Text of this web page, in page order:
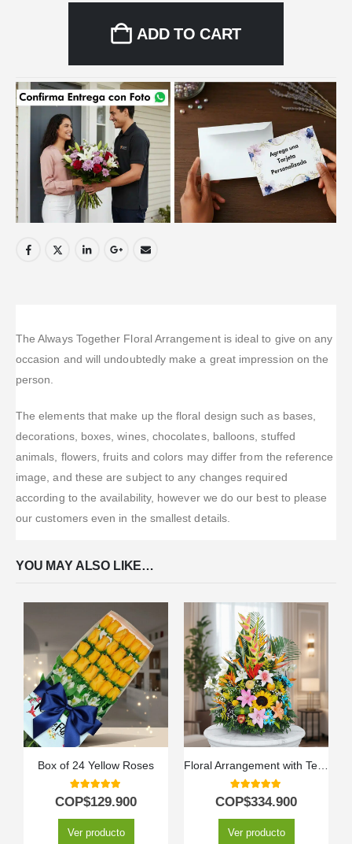
ADD TO CART
The Always Together Floral Arrangement is ideal to give on any
occasion and will undoubtedly make a great impression on the
person.
The elements that make up the floral design such as bases,
decorations, boxes, wines, chocolates, balloons, stuffed
animals, flowers, fruits and colors may differ from the reference
image, and these are subject to any changes required
according to the availability, however we do our best to please
our customers even in the smallest details.
YOU MAY ALSO LIKE…
Box of 24 Yellow Roses
5.00out of 5
COP$129.900
Ver producto
Floral Arrangement with Temptation Fruits
5.00out of 5
COP$334.900
Ver producto